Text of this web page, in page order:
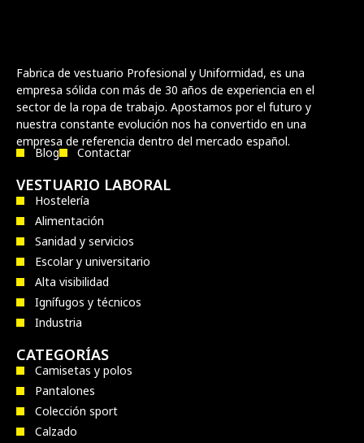
Fabrica de vestuario Profesional y Uniformidad, es una
empresa sólida con más de 30 años de experiencia en el
sector de la ropa de trabajo. Apostamos por el futuro y
nuestra constante evolución nos ha convertido en una
empresa de referencia dentro del mercado español.
Blog Contactar
VESTUARIO LABORAL
Hostelería
Alimentación
Sanidad y servicios
Escolar y universitario
Alta visibilidad
Ignífugos y técnicos
Industria
CATEGORÍAS
Camisetas y polos
Pantalones
Colección sport
Calzado